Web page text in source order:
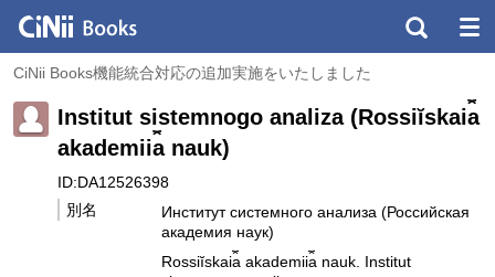
CiNii Books機能統合対応の追加実施をいたしました
Institut sistemnogo analiza (Rossiĭskai︠a︡
akademii︠a︡ nauk)
ID:DA12526398
別名
Институт системного анализа (Российская
академия наук)
Rossiĭskai︠a︡ akademii︠a︡ nauk. Institut